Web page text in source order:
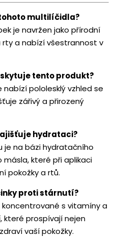
multilíčidla?
je navržen jako přírodní
a nabízí všestrannost v
tento produkt?
pololesklý vzhled se
zářivý a přirozený
hydrataci?
je na bázi hydratačního
které při aplikaci
pokožky a rtů.
proti stárnutí?
s vitamíny a
prospívají nejen
vaší pokožky.